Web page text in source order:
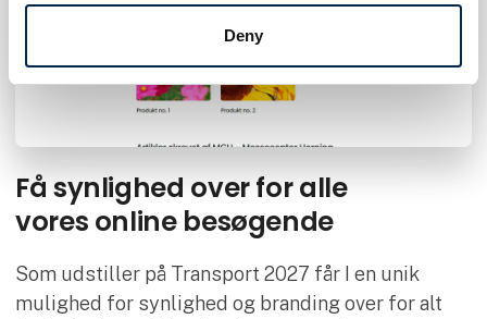
Deny
Få synlighed over for alle
vores online besøgende
Som udstiller på Transport 2027 får I en unik
mulighed for synlighed og branding over for alt